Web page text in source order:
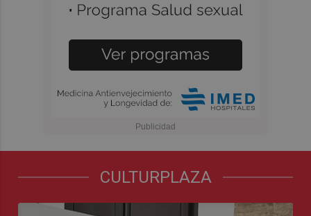
CULTURPLAZA